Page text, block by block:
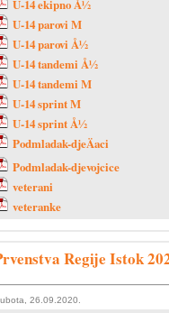
U-14 ekipno Å½
U-14 parovi M
U-14 parovi Å½
U-14 tandemi Å½
U-14 tandemi M
U-14 sprint M
U-14 sprint Å½
Podmladak-djeÄaci
Podmladak-djevojcice
veterani
veteranke
Regije Istok
26.09.2020.